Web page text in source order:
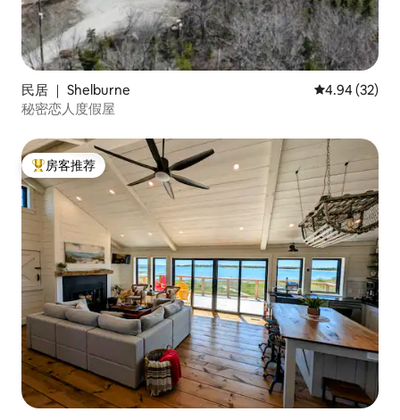
民居 ｜ Shelburne 平均评分
4.94 (32)
秘密恋人度假屋
热门「房客推荐」
房客推荐